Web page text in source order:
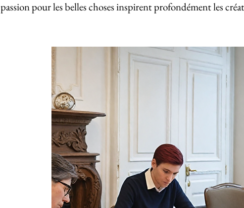
passion pour les belles choses inspirent profondément les